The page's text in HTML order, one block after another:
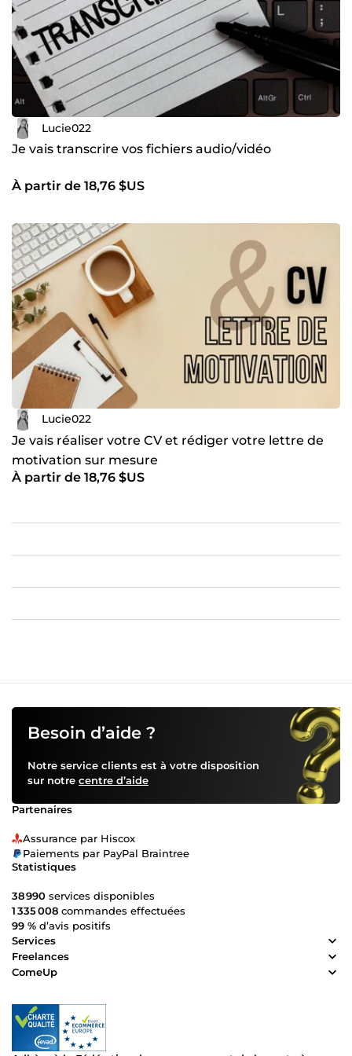
N'hésitez pas à me contacter pour discuter de vos
besoins spécifiques en développement et en rédaction
web. Ce serait un réel plaisir pour moi de collaborer avec
vous afin de concrétiser votre projet et de vous aider à
atteindre vos objectifs en ligne.
Lucie022
Je vais transcrire vos fichiers audio/vidéo
À partir de 18,76 $US
Lucie022
Je vais réaliser votre CV et rédiger votre lettre de
motivation sur mesure
À partir de 18,76 $US
Besoin d’aide ?
Notre service clients est à votre disposition
sur notre centre d’aide
Partenaires
Assurance par Hiscox
Paiements par PayPal Braintree
Statistiques
38 990 services disponibles
1 335 008 commandes effectuées
99 % d’avis positifs
Services
Freelances
ComeUp